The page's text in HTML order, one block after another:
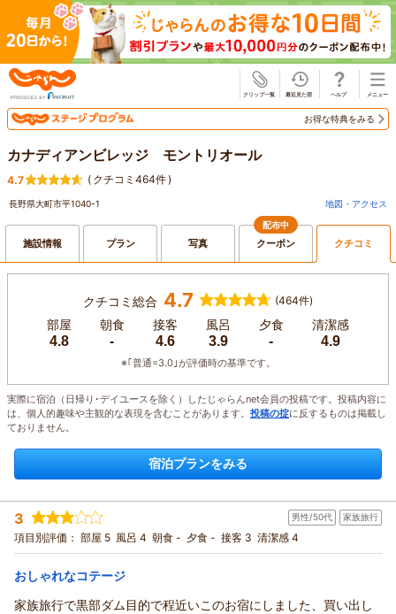
お得な特典をみる
カナディアンビレッジ モントリオール
4.7 ( クチコミ464件)
長野県大町市平1040-1 地図・アクセス
施設情報 プラン 写真
配布中
クーポン クチコミ
クチコミ総合 4.7 (464件)
部屋
4.8
朝食
-
接客
4.6
風呂
3.9
夕食
-
清潔感
4.9
※｢普通=3.0｣が評価時の基準です。
実際に宿泊（日帰り･デイユースを除く）したじゃらんnet会員の投稿です。投稿内容に
は、個人的趣味や主観的な表現を含むことがあります。 投稿の掟に反するものは掲載し
ておりません。
宿泊プランをみる
3 男性/50代 家族旅行
項目別評価： 部屋 5 風呂 4 朝食 - 夕食 - 接客 3 清潔感 4
おしゃれなコテージ
家族旅行で黒部ダム目的で程近いこのお宿にしました、買い出し